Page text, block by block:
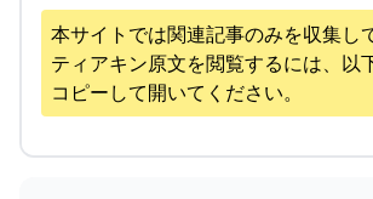
本サイトでは関連記事のみを収集し
ティアキン原文を閲覧するには、以
コピーして開いてください。